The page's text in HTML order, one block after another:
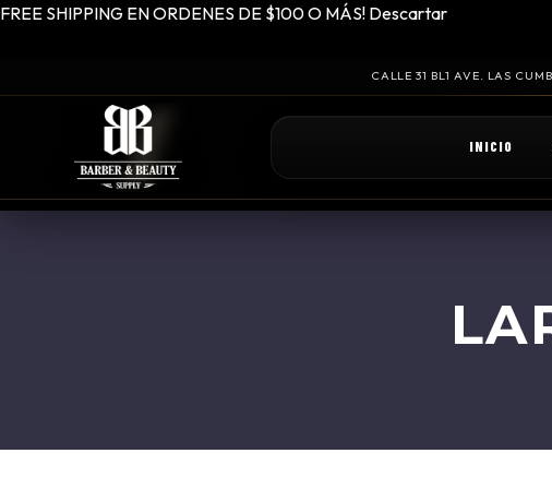
FREE SHIPPING EN ORDENES DE $100 O MÁS! Descartar
CALLE 31 BL1 AVE. LAS
INICIO